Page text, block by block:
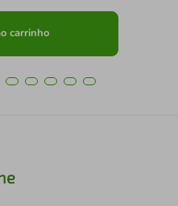
carrinho